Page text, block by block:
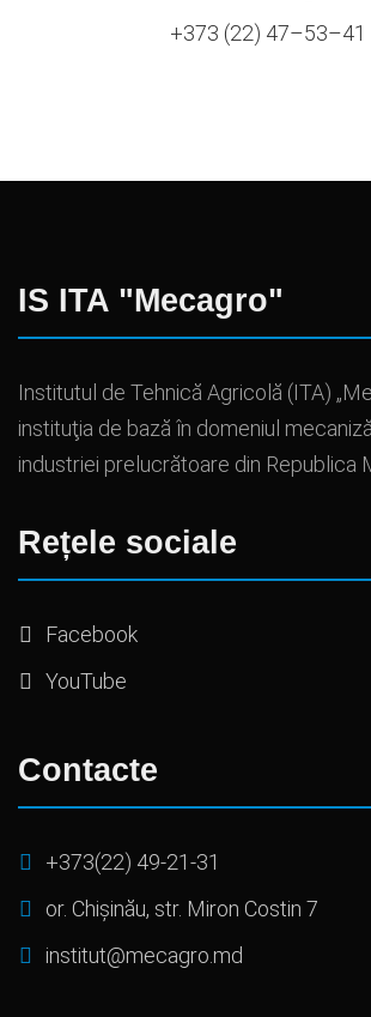
+373 (22) 47–53–41
IS ITA "Mecagro"
Institutul de Tehnică Agricolă (ITA)
instituţia de bază în domeniul
industriei prelucrătoare din Republica
Rețele sociale
Facebook
YouTube
Contacte
+373(22) 49-21-31
or. Chișinău, str. Miron Costin 7
institut@mecagro.md